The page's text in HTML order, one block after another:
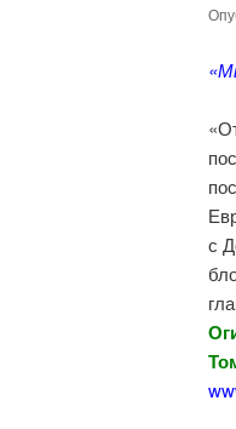
с